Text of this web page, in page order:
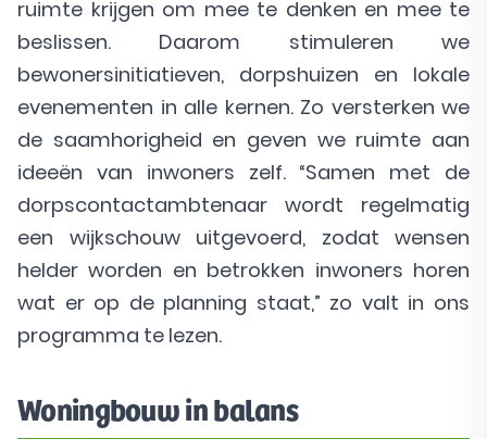
ruimte krijgen om mee te denken en mee te
beslissen. Daarom stimuleren we
bewonersinitiatieven, dorpshuizen en lokale
evenementen in alle kernen. Zo versterken we
de saamhorigheid en geven we ruimte aan
ideeën van inwoners zelf. “Samen met de
dorpscontactambtenaar wordt regelmatig
een wijkschouw uitgevoerd, zodat wensen
helder worden en betrokken inwoners horen
wat er op de planning staat,” zo valt in ons
programma te lezen.
Woningbouw in balans